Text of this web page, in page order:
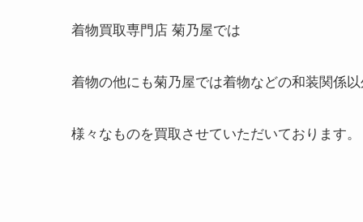
着物買取専門店 菊乃屋では
着物の他にも菊乃屋では着物などの和装関係
様々なものを買取させていただいております。